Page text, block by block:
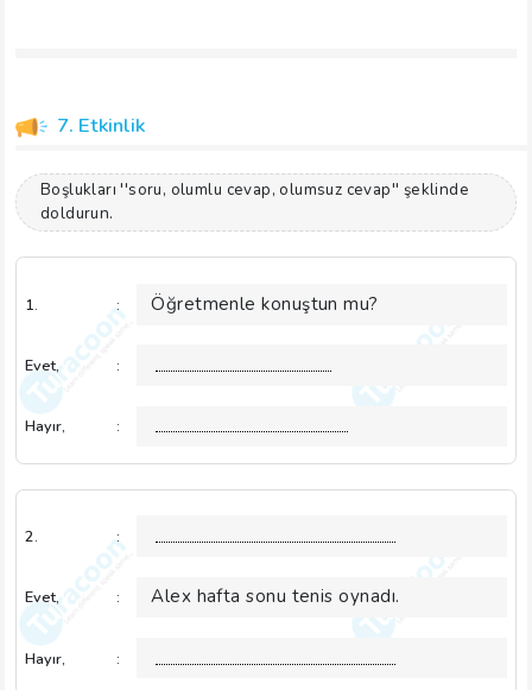
7. Etkinlik
Boşlukları ''soru, olumlu cevap, olumsuz cevap'' şeklinde
doldurun.
1. : Öğretmenle konuştun mu?
Evet, :
Hayır, :
2. :
Evet, : Alex hafta sonu tenis oynadı.
Hayır, :